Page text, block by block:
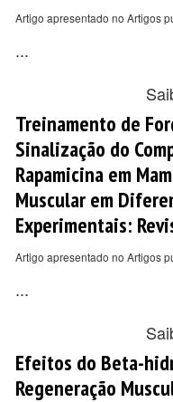
Artigo apresentado no Artigos
...
Treinamento de
Sinalização do
Rapamicina em
Muscular em
Experimentais:
Artigo apresentado no Artigos
...
Efeitos do Beta-
Regeneração